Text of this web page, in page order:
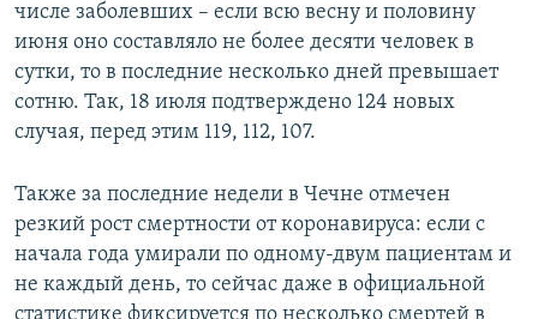
числе заболевших – если всю весну и половину
июня оно составляло не более десяти человек в
сутки, то в последние несколько дней превышает
сотню. Так, 18 июля подтверждено 124 новых
случая, перед этим 119, 112, 107.
Также за последние недели в Чечне отмечен
резкий рост смертности от коронавируса: если с
начала года умирали по одному-двум пациентам и
не каждый день, то сейчас даже в официальной